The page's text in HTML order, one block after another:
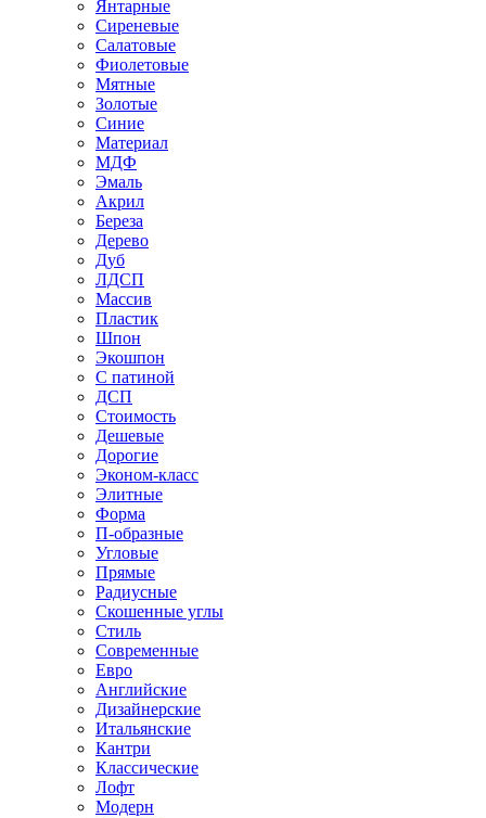
Янтарные
Сиреневые
Салатовые
Фиолетовые
Мятные
Золотые
Синие
Материал
МДФ
Эмаль
Акрил
Береза
Дерево
Дуб
ЛДСП
Массив
Пластик
Шпон
Экошпон
С патиной
ДСП
Стоимость
Дешевые
Дорогие
Эконом-класс
Элитные
Форма
П-образные
Угловые
Прямые
Радиусные
Скошенные углы
Стиль
Современные
Евро
Английские
Дизайнерские
Итальянские
Кантри
Классические
Лофт
Модерн